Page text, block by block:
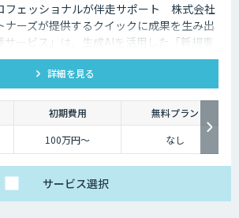
フェッショナルが伴走サポート 株式会社
ナーズが提供するクイックに成果を生み出
サービス」は、生成AIを活用した「新規事
」の、テーマ検討から本格展開までを一気
。 「定額支援パック」では、定額制で包括
す。
詳細を見る
初期費用
無料プラン
100万円～ なし
サービス選択